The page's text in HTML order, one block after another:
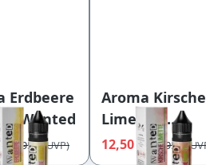
Erdbeere
- Wanted
12,95 €
Aroma Kirsche
Limette -
Wanted
12,50 € 12,95 €